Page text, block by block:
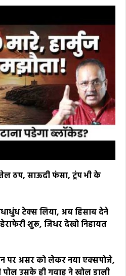
ठप, साऊदी फंसा, ट्रंप भी के
टेक्स लिया, अब हिसाब देने
शुरू, जिधर देखो निहायत
पर असर को लेकर नया एक्सपोजे,
उसके ही गवाह ने खोल डाली